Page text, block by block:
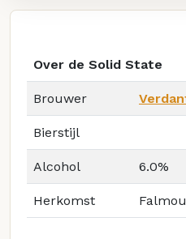
Over de Solid State
Brouwer
Bierstijl
Alcohol 6.0%
Herkomst